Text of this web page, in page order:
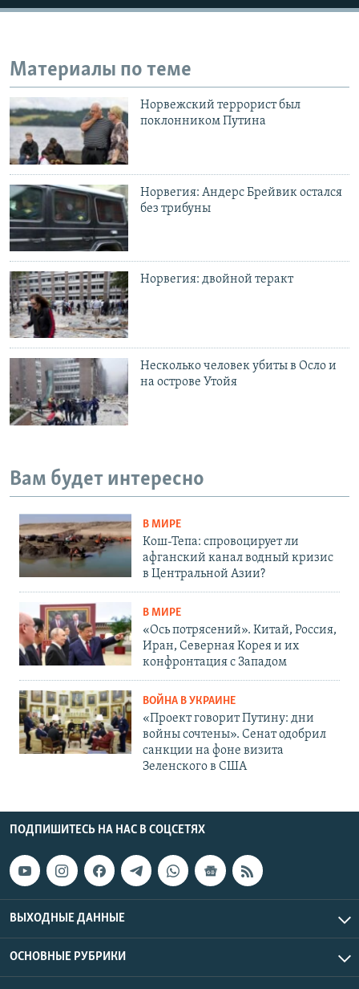
Материалы по теме
Норвежский террорист был
поклонником Путина
Норвегия: Андерс Брейвик остался
без трибуны
Норвегия: двойной теракт
Несколько человек убиты в Осло и
на острове Утойя
Вам будет интересно
В МИРЕ
Кош-Тепа: спровоцирует ли
афганский канал водный кризис
в Центральной Азии?
В МИРЕ
«Ось потрясений». Китай, Россия,
Иран, Северная Корея и их
конфронтация с Западом
ВОЙНА В УКРАИНЕ
«Проект говорит Путину: дни
войны сочтены». Сенат одобрил
санкции на фоне визита
Зеленского в США
ПОДПИШИТЕСЬ НА НАС В СОЦСЕТЯХ
ВЫХОДНЫЕ ДАННЫЕ
ОСНОВНЫЕ РУБРИКИ